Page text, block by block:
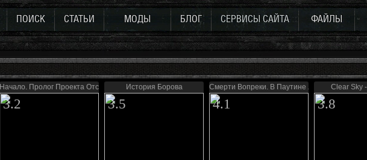
ПОИСК СТАТЬИ МОДЫ БЛОГ СЕРВИСЫ САЙТА ФАЙЛЫ
Начало. Пролог Проекта Отступник
3.2
История Борова
3.5
Смерти Вопреки. В Паутине лжи
4.1
Clear Sky
3.8